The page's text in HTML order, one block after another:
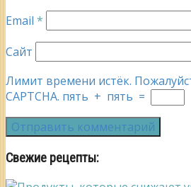
Email *
Сайт
Лимит времени истёк.
CAPTCHA. пять + пять =
Свежие рецепты: